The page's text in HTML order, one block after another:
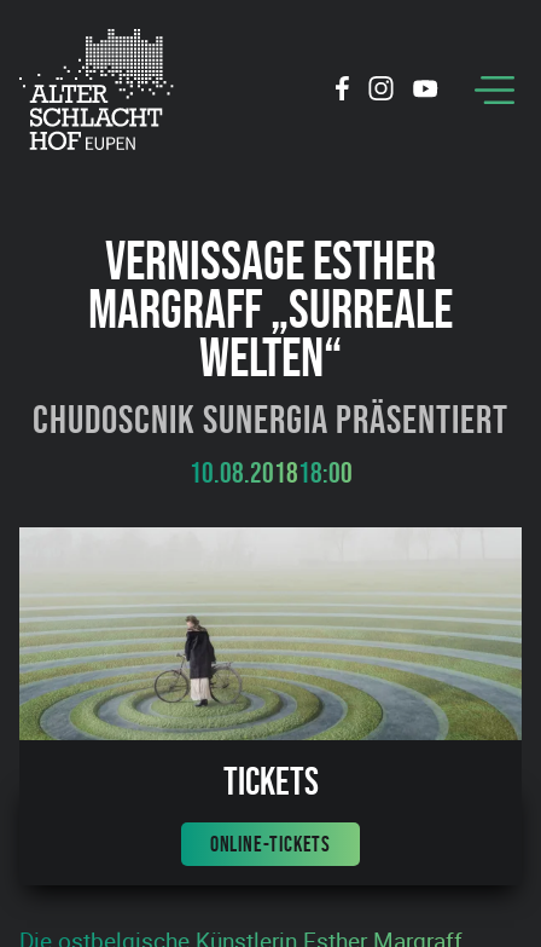
VERNISSAGE ESTHER
MARGRAFF „SURREALE
WELTEN“
Chudoscnik Sunergia präsentiert
10.08.201818:00
Tickets
ONLINE-TICKETS